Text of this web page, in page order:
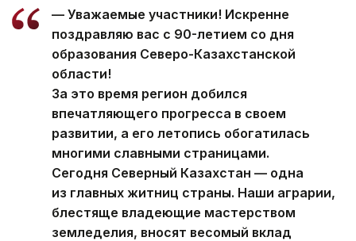
— Уважаемые участники! Искренне
поздравляю вас с 90-летием со дня
образования Северо-Казахстанской
области!
За это время регион добился
впечатляющего прогресса в своем
развитии, а его летопись обогатилась
многими славными страницами.
Сегодня Северный Казахстан — одна
из главных житниц страны. Наши аграрии,
блестяще владеющие мастерством
земледелия, вносят весомый вклад